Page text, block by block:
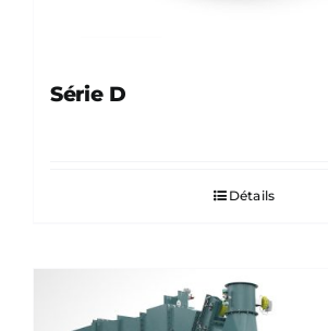
Série D
Détails